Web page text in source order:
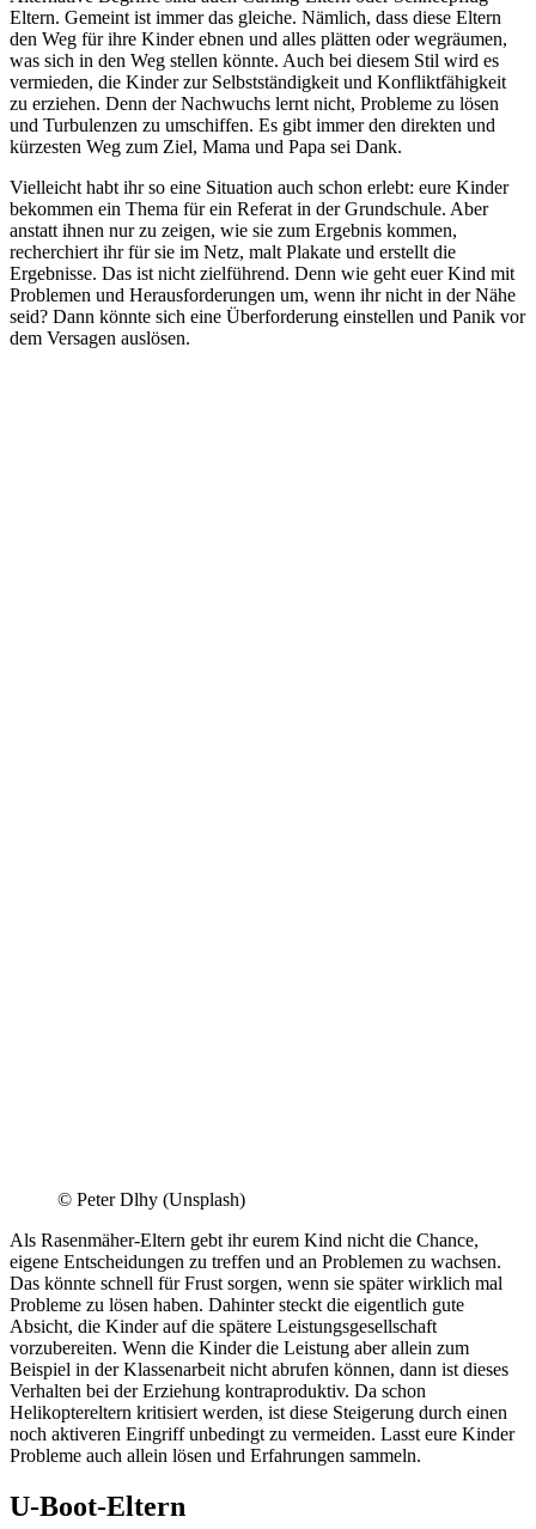
Eltern. Gemeint ist immer das gleiche. Nämlich, dass diese Eltern
den Weg für ihre Kinder ebnen und alles plätten oder wegräumen,
was sich in den Weg stellen könnte. Auch bei diesem Stil wird es
vermieden, die Kinder zur Selbstständigkeit und Konfliktfähigkeit
zu erziehen. Denn der Nachwuchs lernt nicht, Probleme zu lösen
und Turbulenzen zu umschiffen. Es gibt immer den direkten und
kürzesten Weg zum Ziel, Mama und Papa sei Dank.
Vielleicht habt ihr so eine Situation auch schon erlebt: eure Kinder
bekommen ein Thema für ein Referat in der Grundschule. Aber
anstatt ihnen nur zu zeigen, wie sie zum Ergebnis kommen,
recherchiert ihr für sie im Netz, malt Plakate und erstellt die
Ergebnisse. Das ist nicht zielführend. Denn wie geht euer Kind mit
Problemen und Herausforderungen um, wenn ihr nicht in der Nähe
seid? Dann könnte sich eine Überforderung einstellen und Panik vor
dem Versagen auslösen.
© Peter Dlhy (Unsplash)
Als Rasenmäher-Eltern gebt ihr eurem Kind nicht die Chance,
eigene Entscheidungen zu treffen und an Problemen zu wachsen.
Das könnte schnell für Frust sorgen, wenn sie später wirklich mal
Probleme zu lösen haben. Dahinter steckt die eigentlich gute
Absicht, die Kinder auf die spätere Leistungsgesellschaft
vorzubereiten. Wenn die Kinder die Leistung aber allein zum
Beispiel in der Klassenarbeit nicht abrufen können, dann ist dieses
Verhalten bei der Erziehung kontraproduktiv. Da schon
Helikoptereltern kritisiert werden, ist diese Steigerung durch einen
noch aktiveren Eingriff unbedingt zu vermeiden. Lasst eure Kinder
Probleme auch allein lösen und Erfahrungen sammeln.
U-Boot-Eltern